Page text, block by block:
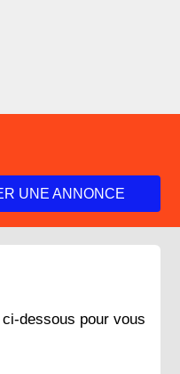
UNE ANNONCE
dessous pour vous